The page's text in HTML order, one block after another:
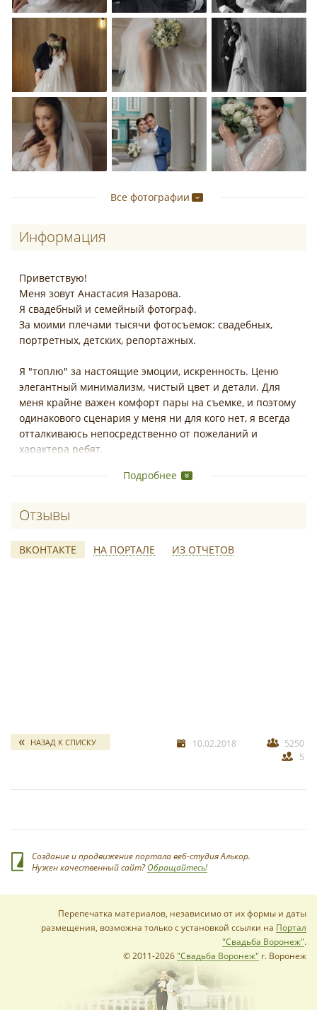
Информация
Приветствую!
Меня зовут Анастасия Назарова.
Я свадебный и семейный фотограф.
За моими плечами тысячи фотосъемок: свадебных,
портретных, детских, репортажных.
Я "топлю" за настоящие эмоции, искренность. Ценю
элегантный минимализм, чистый цвет и детали. Для
меня крайне важен комфорт пары на съемке, и поэтому
одинакового сценария у меня ни для кого нет, я всегда
отталкиваюсь непосредственно от пожеланий и
характера ребят.
не каждая будет томно друг на друга смотреть. Я знаю ,
задача их передать, сделать вас ВАМИ на фотографиях,
такую фотоисторию вашего дня, чтобы это было
актуально и "вспоминающе" в любое время.
Подробнее
Все фотографии
Отзывы о Анастасия Назарова
ВКОНТАКТЕ НА ПОРТАЛЕ ИЗ ОТЧЕТОВ
*
*
*
НАЗАД К СПИСКУ 10.02.2018
5250
5
Создание и продвижение портала веб-студия Алькор.
Нужен качественный сайт?Обращайтесь!
Перепечатка материалов, независимо от их формы и даты
размещения, возможна только с установкой ссылки на Портал
"Свадьба Воронеж".
© 2011-2026"Свадьба Воронеж" г. Воронеж